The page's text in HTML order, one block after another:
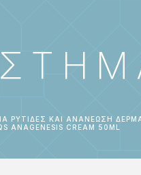
ΡΥΤΊΔΕΣ ΚΑΙ ΑΝΑΝΈΩΣΗ
ANAGENESIS CREAM 50ML